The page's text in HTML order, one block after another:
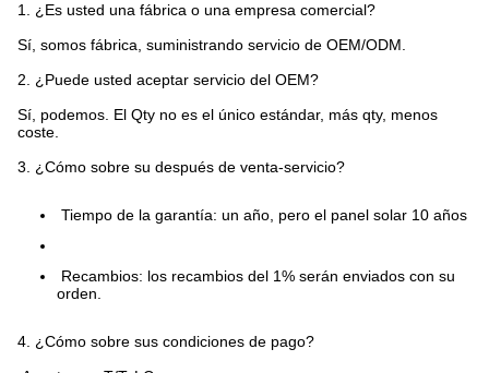
1. ¿Es usted una fábrica o una empresa comercial?
Sí, somos fábrica, suministrando servicio de OEM/ODM.
2. ¿Puede usted aceptar servicio del OEM?
Sí, podemos. El Qty no es el único estándar, más qty, menos
coste.
3. ¿Cómo sobre su después de venta-servicio?
Tiempo de la garantía: un año, pero el panel solar 10 años
Recambios: los recambios del 1% serán enviados con su
orden.
4. ¿Cómo sobre sus condiciones de pago?